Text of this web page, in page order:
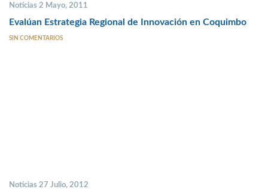
Noticias 2 Mayo, 2011
Evalúan Estrategia Regional de Innovación en Coquimbo
SIN COMENTARIOS
Noticias 27 Julio, 2012